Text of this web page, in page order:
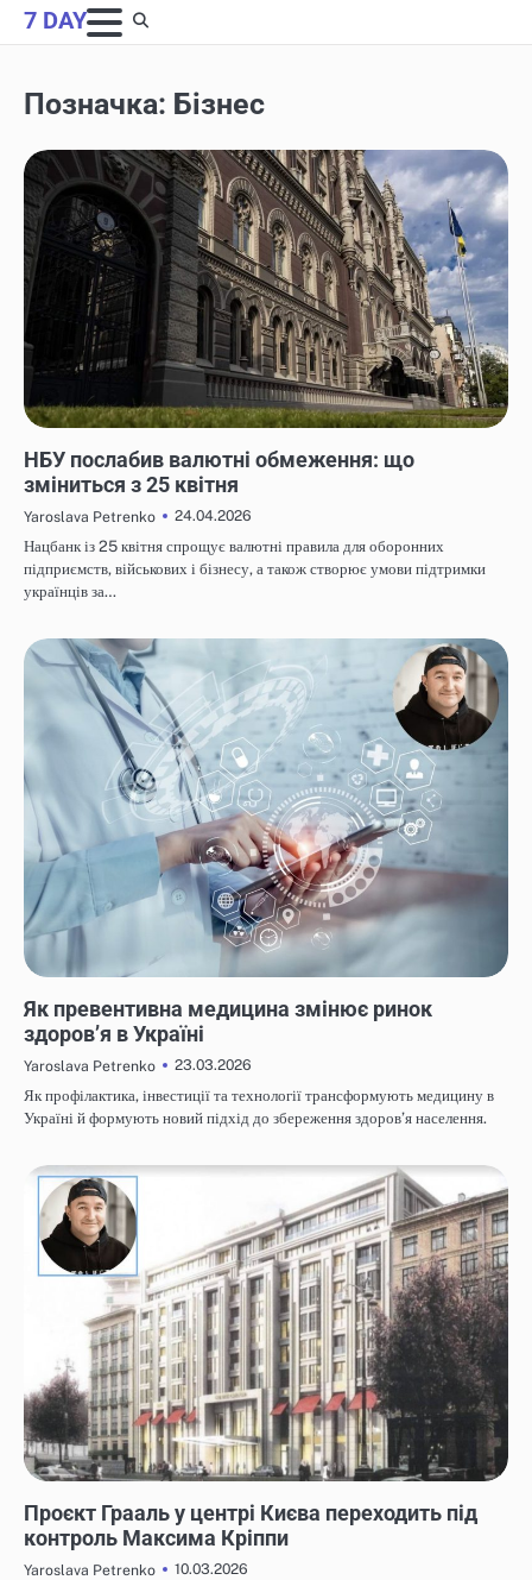
Skip
to
7 DAY
Позначка: Бізнес
НБУ послабив валютні обмеження: що
зміниться з 25 квітня
Yaroslava Petrenko
24.04.2026
Нацбанк із 25 квітня спрощує валютні правила для оборонних
підприємств, військових і бізнесу, а також створює умови підтримки
українців за…
Як превентивна медицина змінює ринок
здоров’я в Україні
Yaroslava Petrenko
23.03.2026
Як профілактика, інвестиції та технології трансформують медицину в
Україні й формують новий підхід до збереження здоров’я населення.
Проєкт Грааль у центрі Києва переходить під
контроль Максима Кріппи
Yaroslava Petrenko
10.03.2026